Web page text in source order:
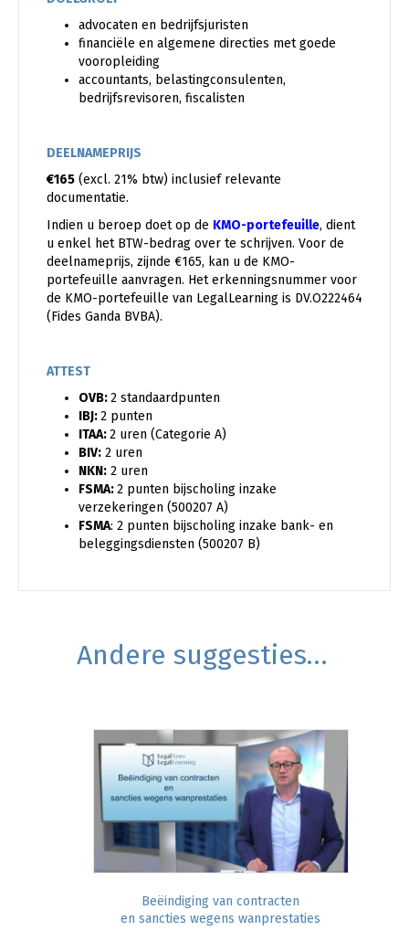
advocaten en bedrijfsjuristen
financiële en algemene directies met goede
vooropleiding
accountants, belastingconsulenten,
bedrijfsrevisoren, fiscalisten
DEELNAMEPRIJS
€165 (excl. 21% btw) inclusief relevante
documentatie.
Indien u beroep doet op de KMO-portefeuille, dient
u enkel het BTW-bedrag over te schrijven. Voor de
deelnameprijs, zijnde €165, kan u de KMO-
portefeuille aanvragen. Het erkenningsnummer voor
de KMO-portefeuille van LegalLearning is DV.O222464
(Fides Ganda BVBA).
ATTEST
OVB:2 standaardpunten
IBJ:2 punten
ITAA:2 uren (Categorie A)
BIV: 2 uren
NKN: 2 uren
FSMA:2 punten bijscholing inzake
verzekeringen (500207 A)
FSMA: 2 punten bijscholing inzake bank- en
beleggingsdiensten (500207 B)
Andere suggesties…
Beëindiging van contracten
en sancties wegens wanprestaties